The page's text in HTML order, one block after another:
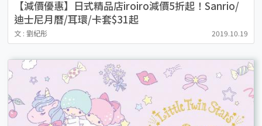
【減價優惠】日式精品店iroiro減價5折起！Sanrio/
迪士尼月曆/耳環/卡套$31起
文 : 劉紀彤 2019.10.19